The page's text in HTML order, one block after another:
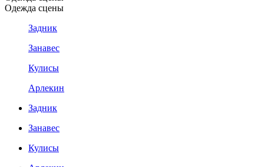
Одежда сцены
Задник
Занавес
Кулисы
Арлекин
Задник
Занавес
Кулисы